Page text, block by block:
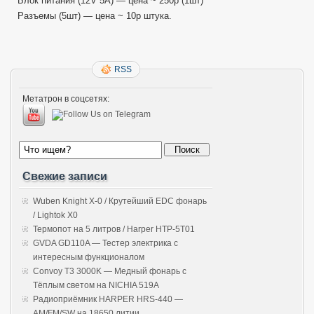
Разъемы (5шт) — цена ~ 10р штука.
RSS
Метатрон в соцсетях:
Свежие записи
Wuben Knight X-0 / Крутейший EDC фонарь
/ Lightok X0
Термопот на 5 литров / Harper HTP-5T01
GVDA GD110A — Тестер электрика с
интересным функционалом
Convoy T3 3000K — Медный фонарь с
Тёплым светом на NICHIA 519A
Радиоприёмник HARPER HRS-440 —